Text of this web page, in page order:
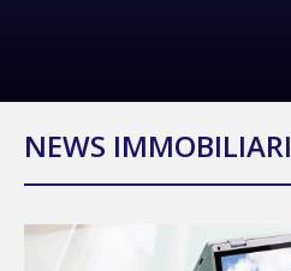
NEWS IMMOBILIARI